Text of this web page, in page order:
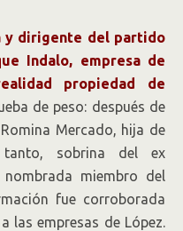
y dirigente del partido
Indalo, empresa de
propiedad de
de peso: después de
Mercado, hija de
sobrina del ex
miembro del
fue corroborada
las empresas de López.